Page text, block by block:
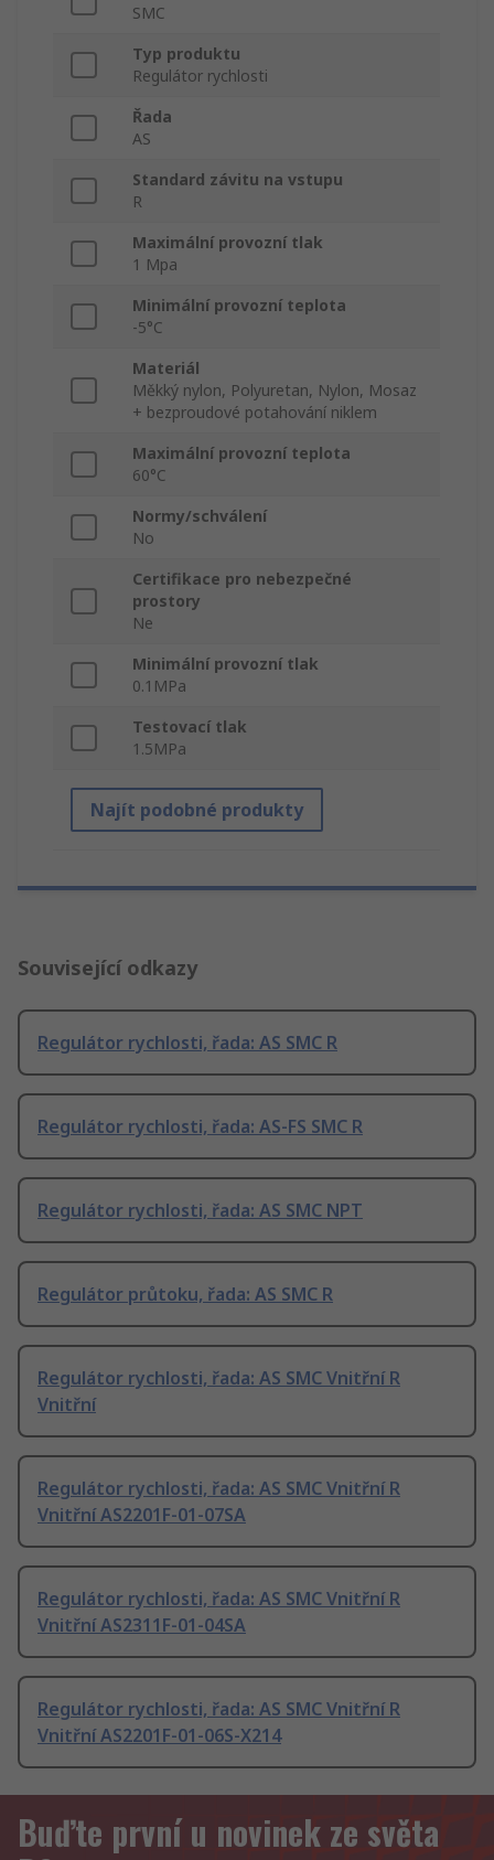
SMC
Typ produktu
Regulátor rychlosti
Řada
AS
Standard závitu na vstupu
R
Maximální provozní tlak
1 Mpa
Minimální provozní teplota
-5°C
Materiál
Měkký nylon, Polyuretan, Nylon, Mosaz
+ bezproudové potahování niklem
Maximální provozní teplota
60°C
Normy/schválení
No
Certifikace pro nebezpečné
prostory
Ne
Minimální provozní tlak
0.1MPa
Testovací tlak
1.5MPa
Najít podobné produkty
Související odkazy
Regulátor rychlosti, řada: AS SMC R
Regulátor rychlosti, řada: AS-FS SMC R
Regulátor rychlosti, řada: AS SMC NPT
Regulátor průtoku, řada: AS SMC R
Regulátor rychlosti, řada: AS SMC Vnitřní R
Vnitřní
Regulátor rychlosti, řada: AS SMC Vnitřní R
Vnitřní AS2201F-01-07SA
Regulátor rychlosti, řada: AS SMC Vnitřní R
Vnitřní AS2311F-01-04SA
Regulátor rychlosti, řada: AS SMC Vnitřní R
Vnitřní AS2201F-01-06S-X214
Buďte první u novinek ze světa